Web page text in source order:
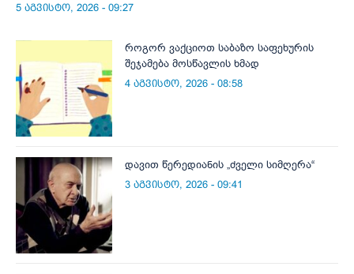
5 აგვისტო, 2026 - 09:27
როგორ ვაქციოთ საბაზო საფეხურის
შეჯამება მოსწავლის ხმად
4 აგვისტო, 2026 - 08:58
დავით წერედიანის „ძველი სიმღერა“
3 აგვისტო, 2026 - 09:41